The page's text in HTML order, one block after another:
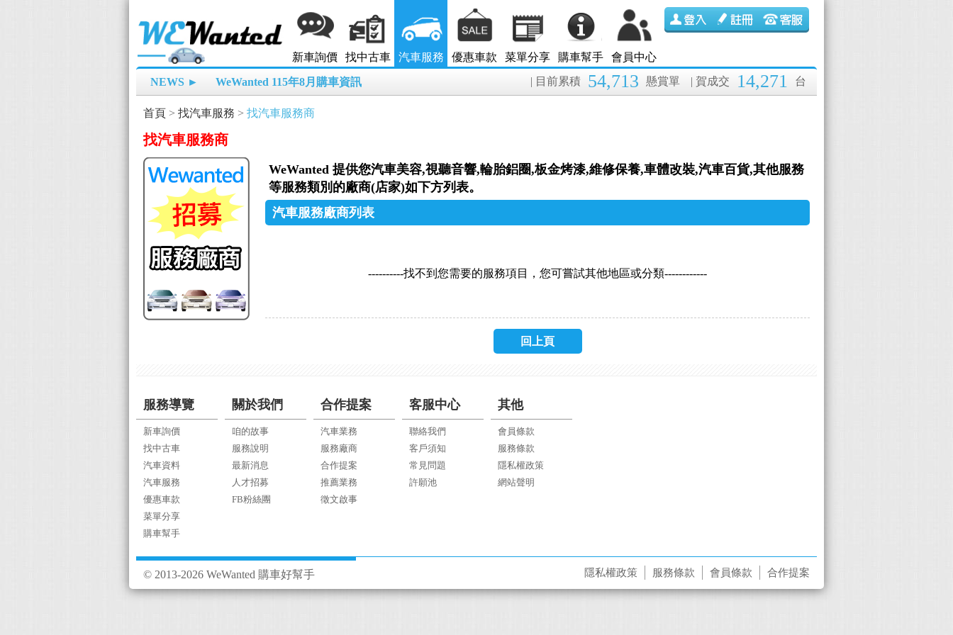
新車詢價 找中古車 汽車服務 優惠車款 菜單分享 購車幫手 會員中心
NEWS ► WeWanted 115年8月購車資訊 | 賀成交 14,271 台
| 目前累積 54,713 懸賞單
首頁 > 找汽車服務 > 找汽車服務商
找汽車服務商
WeWanted 提供您汽車美容,視聽音響,輪胎鋁圈,板金烤漆,維修保養,車體改裝,汽車百貨,其他服務
等服務類別的廠商(店家)如下方列表。
汽車服務廠商列表
----------找不到您需要的服務項目，您可嘗試其他地區或分類------------
回上頁
服務導覽
新車詢價
找中古車
汽車資料
汽車服務
優惠車款
菜單分享
購車幫手
關於我們
咱的故事
服務說明
最新消息
人才招募
FB粉絲團
合作提案
汽車業務
服務廠商
合作提案
推薦業務
徵文啟事
客服中心
聯絡我們
客戶須知
常見問題
許願池
其他
會員條款
服務條款
隱私權政策
網站聲明
© 2013-2026 WeWanted 購車好幫手 合作提案
會員條款
服務條款
隱私權政策